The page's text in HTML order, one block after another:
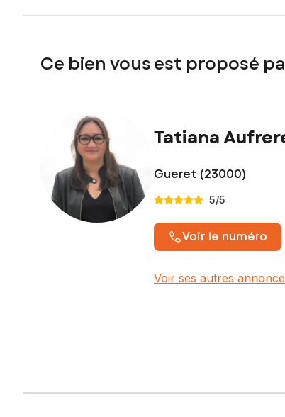
Ce bien vous est proposé
Tatiana
Gueret (23000)
5/5
Voir le numéro
Voir ses autres